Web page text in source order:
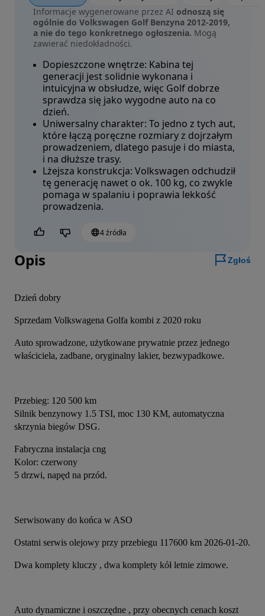
Informacje wygenerowane przez AI odnoszą się
ogólnie do Volkswagen Golf Benzyna 2012-2019,
a nie do tego konkretnego ogłoszenia. Mogą
zawierać niedokładności.
Dopieszczone wnętrze: Kabina tej
generacji jest solidnie wykonana i
intuicyjna w obsłudze, więc Golf dobrze
sprawdza się jako wygodne auto na co
dzień.
Uniwersalny charakter: To jedno z tych aut,
które łączą poręczne rozmiary z dojrzałym
prowadzeniem, dlatego pasuje i do miasta,
i na dłuższe trasy.
Lżejsza konstrukcja: Volkswagen odchudził
tę generację nawet o ok. 100 kg, co zwykle
pomaga w spalaniu i poprawia lekkość
prowadzenia.
Czy jest to pomocne?4 źródła
Opis Zgłoś
Dzień dobry
Sprzedam Volkswagena Golfa kombi z 2020 roku
Auto sprowadzone, użytkowane prywatnie przez jednego
właściciela, zadbane, oryginalny lakier, bezwypadkowe.
Przebieg: 120 500 km
Silnik benzynowy 1.5 TSI, moc 130 KM, automatyczna
skrzynia biegów DSG.
Fabryczna instalacja cng
Kolor: czerwony
5 drzwi, napęd na przód.
Serwisowany do końca w ASO
Ostatni serwis olejowy przy przebiegu 117600 km 2026-01-20.
Dwa komplety kluczy , dwa komplety kół letnie zimowe.
Auto dynamiczne i oszczędne , przy obecnych cenach koszt